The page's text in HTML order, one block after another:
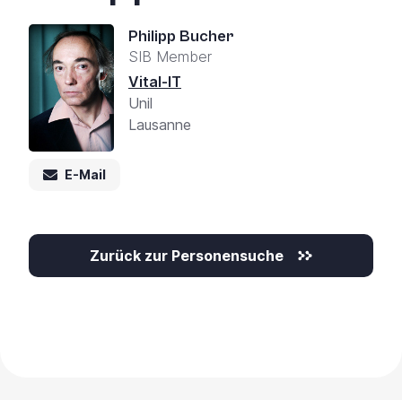
Philipp Bucher
SIB Member
Vital-IT
Unil
Lausanne
E-Mail
Zurück zur Personensuche